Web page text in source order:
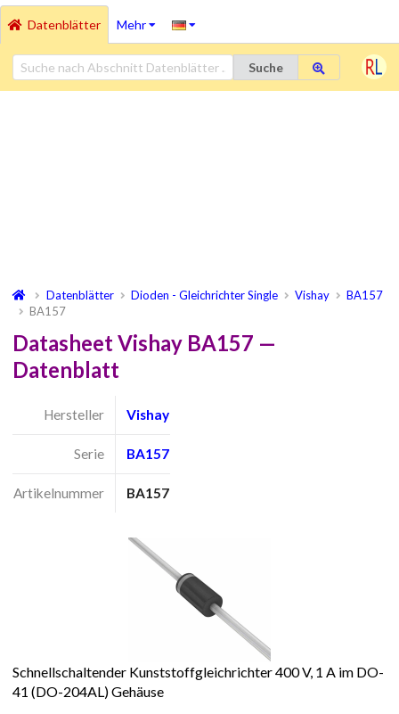
Datenblätter Mehr
Suche
Datenblätter Dioden - Gleichrichter Single Vishay
BA157
BA157
Datasheet Vishay BA157 —
Datenblatt
Hersteller Vishay
Serie BA157
Artikelnummer BA157
Schnellschaltender Kunststoffgleichrichter 400 V, 1 A im DO-
41 (DO-204AL) Gehäuse